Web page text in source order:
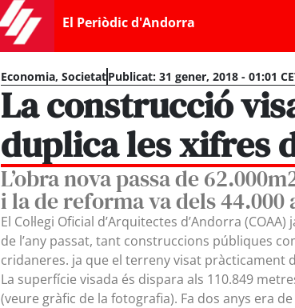
El Periòdic d'Andorra
Economia, SocietatPublicat: 31 gener, 2018 - 01:01
La construcció
duplica les xifres
L’obra nova passa de
i la de reforma va dels 44.000
El Col·legi Oficial d’Arquitectes d’Andorra
de l’any passat, tant construccions públiques
cridaneres. ja que el terreny visat pràcticament
La superfície visada és dispara als 110.849
(veure gràfic de la fotografia). Fa dos anys era